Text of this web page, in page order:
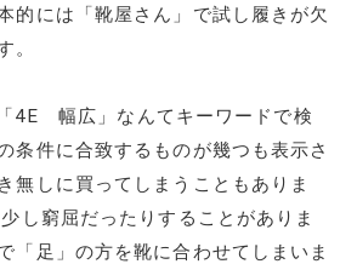
的には「靴屋さん」で試し履きが欠
。
4E 幅広」なんてキーワードで検
条件に合致するものが幾つも表示さ
無しに買ってしまうこともありま
し窮屈だったりすることがありま
「足」の方を靴に合わせてしまいま